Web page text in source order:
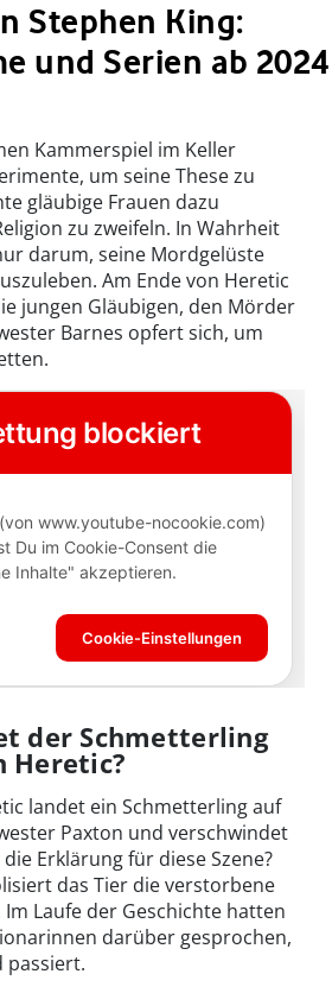
Stephen King:
und Serien ab 2024
Kammerspiel im Keller
um seine These zu
gläubige Frauen dazu
zu zweifeln. In Wahrheit
darum, seine Mordgelüste
Am Ende von Heretic
jungen Gläubigen, den Mörder
Barnes opfert sich, um
der Schmetterling
Heretic?
landet ein Schmetterling auf
Paxton und verschwindet
Erklärung für diese Szene?
das Tier die verstorbene
Laufe der Geschichte hatten
darüber gesprochen,
passiert.